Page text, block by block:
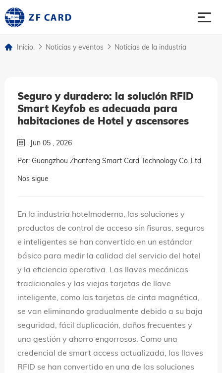
sobre
asunto
Noticias y eventos
idioma
Inicio. Noticias y eventos Noticias de la industria
Seguro y duradero: la solución RFID
Smart Keyfob es adecuada para
habitaciones de Hotel y ascensores
Jun 05 , 2026
Por: Guangzhou Zhanfeng Smart Card Technology Co.,Ltd.
Nos sigue
En la industria hotelmoderna, las soluciones y
productos de control de acceso sin fisuras, seguros
e inteligentes se han convertido en un estándar
básico para medir la calidad del servicio del hotel
y la eficiencia operativa. Las llaves mecánicas
tradicionales y las viejas tarjetas de llave
inteligente, como las tarjetas de cinta magnética,
se van eliminando gradualmente debido a su baja
seguridad, fácil duplicación, daños frecuentes y
una gestión y ahorro engorrosos. Como una
credencial de smart access actualizada, las llaves
RFID se han convertido en una de las soluciones